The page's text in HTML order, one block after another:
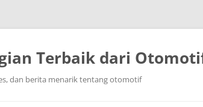
Terbaik dari
dan berita menarik tentang otomotif